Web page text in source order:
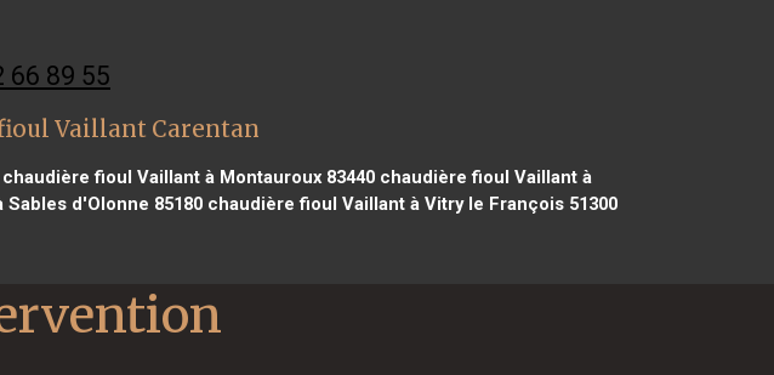
66 89 55
Vaillant Carentan
chaudière fioul Vaillant à Montauroux 83440 chaudière fioul Vaillant à
d'Olonne 85180 chaudière fioul Vaillant à Vitry le François 51300